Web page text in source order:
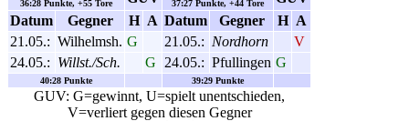
36:28 Punkte, +55 Tore 37:27 Punkte, +44 Tore
Datum
Gegner H A Datum Gegner H A
21.05.: Wilhelmsh. G 21.05.: Nordhorn
V
24.05.: Willst./Sch. G 24.05.: Pfullingen G
40:28 Punkte 39:29 Punkte
GUV: G=gewinnt, U=spielt unentschieden,
V=verliert gegen diesen Gegner